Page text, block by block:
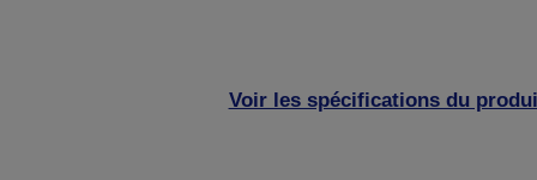
Voir les spécifications du